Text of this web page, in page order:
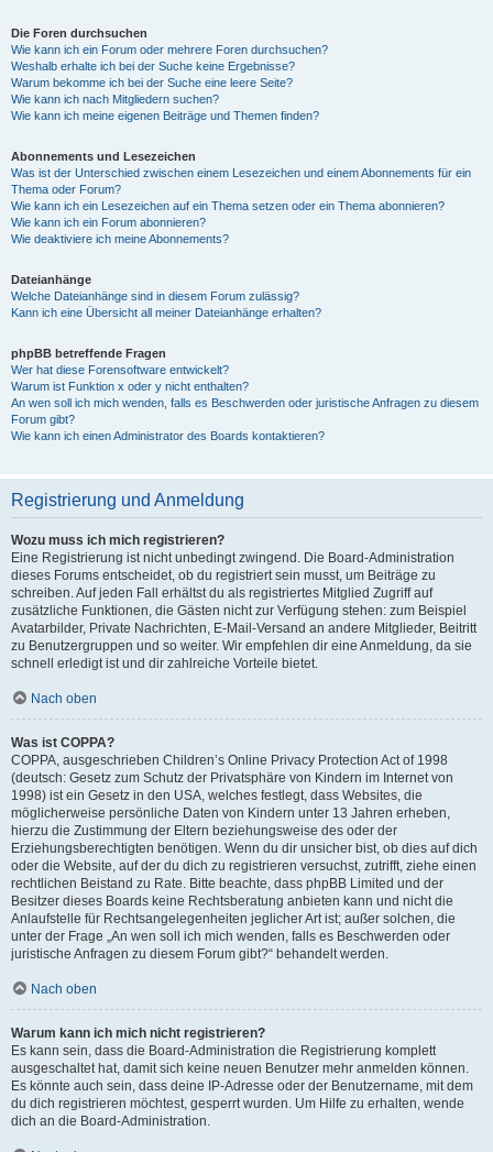
Die Foren durchsuchen
Wie kann ich ein Forum oder mehrere Foren durchsuchen?
Weshalb erhalte ich bei der Suche keine Ergebnisse?
Warum bekomme ich bei der Suche eine leere Seite?
Wie kann ich nach Mitgliedern suchen?
Wie kann ich meine eigenen Beiträge und Themen finden?
Abonnements und Lesezeichen
Was ist der Unterschied zwischen einem Lesezeichen und einem Abonnements für ein
Thema oder Forum?
Wie kann ich ein Lesezeichen auf ein Thema setzen oder ein Thema abonnieren?
Wie kann ich ein Forum abonnieren?
Wie deaktiviere ich meine Abonnements?
Dateianhänge
Welche Dateianhänge sind in diesem Forum zulässig?
Kann ich eine Übersicht all meiner Dateianhänge erhalten?
phpBB betreffende Fragen
Wer hat diese Forensoftware entwickelt?
Warum ist Funktion x oder y nicht enthalten?
An wen soll ich mich wenden, falls es Beschwerden oder juristische Anfragen zu diesem
Forum gibt?
Wie kann ich einen Administrator des Boards kontaktieren?
Registrierung und Anmeldung
Wozu muss ich mich registrieren?
Eine Registrierung ist nicht unbedingt zwingend. Die Board-Administration
dieses Forums entscheidet, ob du registriert sein musst, um Beiträge zu
schreiben. Auf jeden Fall erhältst du als registriertes Mitglied Zugriff auf
zusätzliche Funktionen, die Gästen nicht zur Verfügung stehen: zum Beispiel
Avatarbilder, Private Nachrichten, E-Mail-Versand an andere Mitglieder, Beitritt
zu Benutzergruppen und so weiter. Wir empfehlen dir eine Anmeldung, da sie
schnell erledigt ist und dir zahlreiche Vorteile bietet.
Nach oben
Was ist COPPA?
COPPA, ausgeschrieben Children’s Online Privacy Protection Act of 1998
(deutsch: Gesetz zum Schutz der Privatsphäre von Kindern im Internet von
1998) ist ein Gesetz in den USA, welches festlegt, dass Websites, die
möglicherweise persönliche Daten von Kindern unter 13 Jahren erheben,
hierzu die Zustimmung der Eltern beziehungsweise des oder der
Erziehungsberechtigten benötigen. Wenn du dir unsicher bist, ob dies auf dich
oder die Website, auf der du dich zu registrieren versuchst, zutrifft, ziehe einen
rechtlichen Beistand zu Rate. Bitte beachte, dass phpBB Limited und der
Besitzer dieses Boards keine Rechtsberatung anbieten kann und nicht die
Anlaufstelle für Rechtsangelegenheiten jeglicher Art ist; außer solchen, die
unter der Frage „An wen soll ich mich wenden, falls es Beschwerden oder
juristische Anfragen zu diesem Forum gibt?“ behandelt werden.
Nach oben
Warum kann ich mich nicht registrieren?
Es kann sein, dass die Board-Administration die Registrierung komplett
ausgeschaltet hat, damit sich keine neuen Benutzer mehr anmelden können.
Es könnte auch sein, dass deine IP-Adresse oder der Benutzername, mit dem
du dich registrieren möchtest, gesperrt wurden. Um Hilfe zu erhalten, wende
dich an die Board-Administration.